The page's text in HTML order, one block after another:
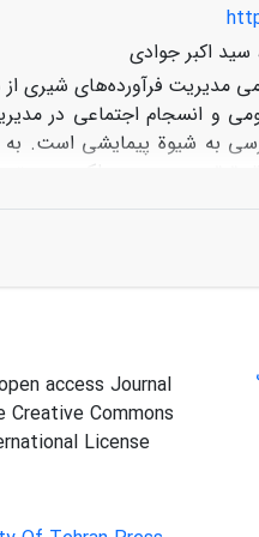
سید اکبر جوادی
مدیریت فرآورده‌های شیری
انسجام اجتماعی در
به شیوة پیمایشی است.
به بررسی عملکرد
در بین زنان، و همچنین
مورد مطالعه، بر اساس عرف
مؤلفه‌های اقتصادی
access Journal
Creative Commons
License